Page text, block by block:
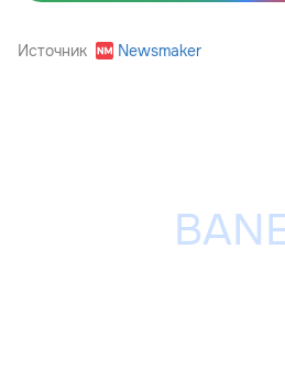
Источник Newsmaker